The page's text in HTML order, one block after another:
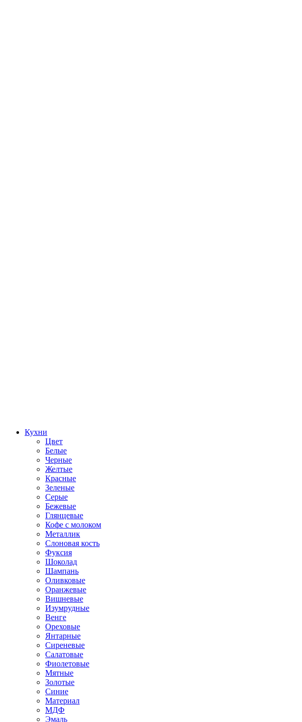
Кухни
Цвет
Белые
Черные
Желтые
Красные
Зеленые
Серые
Бежевые
Глянцевые
Кофе с молоком
Металлик
Слоновая кость
Фуксия
Шоколад
Шампань
Оливковые
Оранжевые
Вишневые
Изумрудные
Венге
Ореховые
Янтарные
Сиреневые
Салатовые
Фиолетовые
Мятные
Золотые
Синие
Материал
МДФ
Эмаль